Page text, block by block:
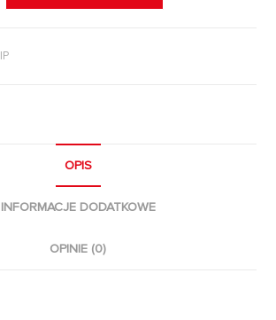
IP
OPIS
INFORMACJE DODATKOWE
OPINIE (0)